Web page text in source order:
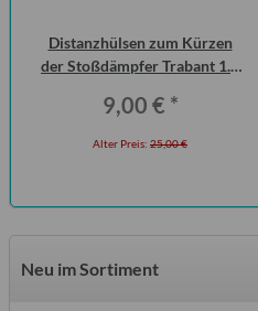
Distanzhülsen zum Kürzen
der Stoßdämpfer Trabant 1.1
9,00 € *
Alter Preis: 25,00 €
Neu im Sortiment